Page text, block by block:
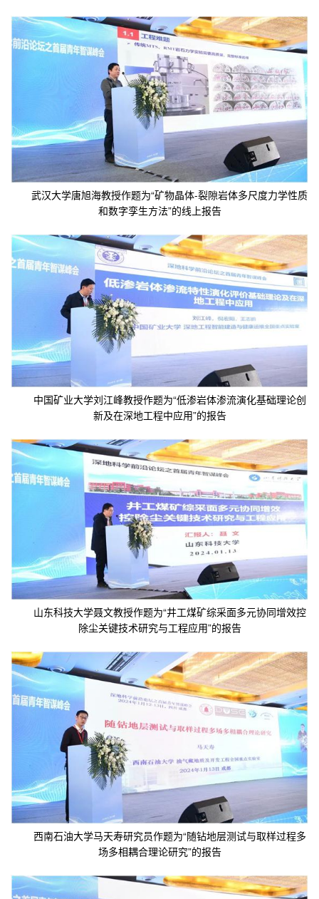
武汉大学唐旭海教授作题为“矿物晶体-裂隙岩体多尺度力学性质
和数字孪生方法”的线上报告
中国矿业大学刘江峰教授作题为“低渗岩体渗流演化基础理论创
新及在深地工程中应用”的报告
山东科技大学聂文教授作题为“井工煤矿综采面多元协同增效控
除尘关键技术研究与工程应用”的报告
西南石油大学马天寿研究员作题为“随钻地层测试与取样过程多
场多相耦合理论研究”的报告